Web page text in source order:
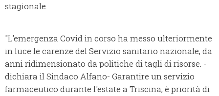
stagionale.
"L'emergenza Covid in corso ha messo ulteriormente
in luce le carenze del Servizio sanitario nazionale, da
anni ridimensionato da politiche di tagli di risorse. -
dichiara il Sindaco Alfano- Garantire un servizio
farmaceutico durante l'estate a Triscina, è priorità di